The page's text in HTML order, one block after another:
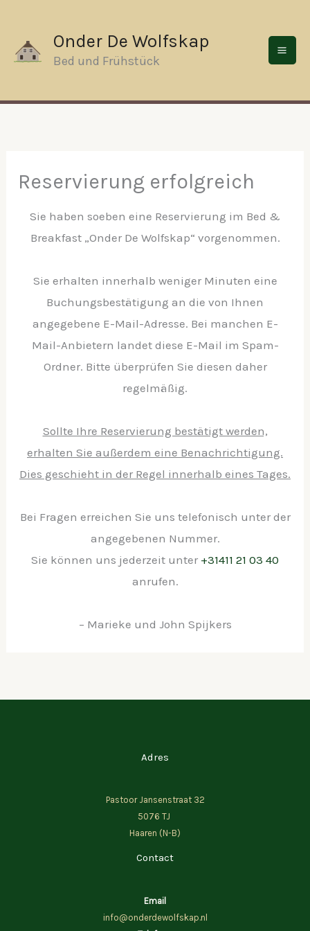
springen
Onder De Wolfskap
Bed und Frühstück
Reservierung erfolgreich
Sie haben soeben eine Reservierung im Bed &
Breakfast „Onder De Wolfskap“ vorgenommen.
Sie erhalten innerhalb weniger Minuten eine
Buchungsbestätigung an die von Ihnen
angegebene E-Mail-Adresse. Bei manchen E-
Mail-Anbietern landet diese E-Mail im Spam-
Ordner. Bitte überprüfen Sie diesen daher
regelmäßig.
Sollte Ihre Reservierung bestätigt werden,
erhalten Sie außerdem eine Benachrichtigung.
Dies geschieht in der Regel innerhalb eines Tages.
Bei Fragen erreichen Sie uns telefonisch unter der
angegebenen Nummer.
Sie können uns jederzeit unter +31411 21 03 40
anrufen.
– Marieke und John Spijkers
Adres
Pastoor Jansenstraat 32
5076 TJ
Haaren (N-B)
Contact
Email
info@onderdewolfskap.nl